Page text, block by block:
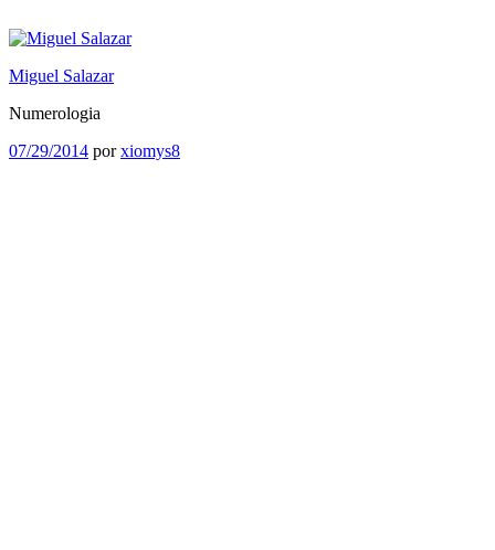
al
Miguel Salazar
Numerologia
Publicado
07/29/2014 porxiomys8